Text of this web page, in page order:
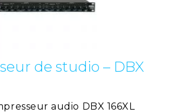
de studio – DBX
audio DBX 166XL